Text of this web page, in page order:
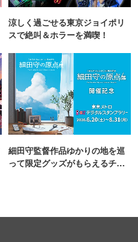
涼しく過ごせる東京ジョイポリ
スで絶叫＆ホラーを満喫！
細田守監督作品ゆかりの地を巡
って限定グッズがもらえるチャ